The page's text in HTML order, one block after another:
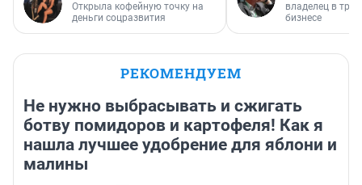
Открыла кофейную точку на
деньги соцразвития
владелец в
бизнесе
РЕКОМЕНДУЕМ
Не нужно выбрасывать и сжигать
ботву помидоров и картофеля! Как я
нашла лучшее удобрение для яблони и
малины